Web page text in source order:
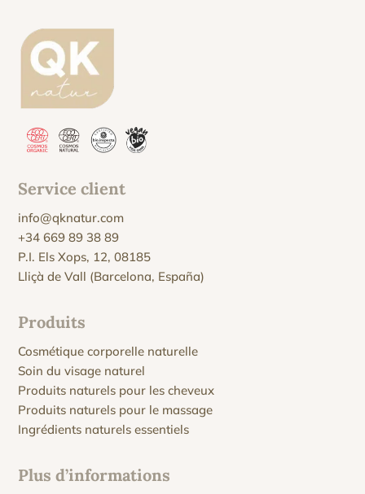
Service client
info@qknatur.com
+34 669 89 38 89
P.I. Els Xops, 12, 08185
Lliçà de Vall (Barcelona, España)
Produits
Cosmétique corporelle naturelle
Soin du visage naturel
Produits naturels pour les cheveux
Produits naturels pour le massage
Ingrédients naturels essentiels
Plus d’informations